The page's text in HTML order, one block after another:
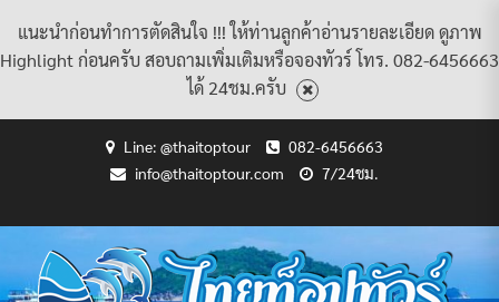
แนะนำก่อนทำการตัดสินใจ !!! ให้ท่านลูกค้าอ่านรายละเอียด ดูภาพ
Highlight ก่อนครับ สอบถามเพิ่มเติมหรือจองทัวร์ โทร. 082-6456663
ได้ 24ชม.ครับ
Line: @thaitoptour
082-6456663
info@thaitoptour.com
7/24ชม.
ACCOUNT
POLICY
AND
CONDITIONS
แพ็คเกจ
ทัวร์
ทั้งหมด
สู่
ไทย
เราทั้งหมด